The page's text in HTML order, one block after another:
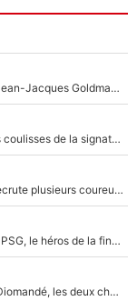
Un documentaire avec Zinedine Zidane : Comme Jean-Jacques Goldman et Mylène Farmer, le nouveau sélectionneur de l'équipe de France a recalé une journaliste très connue
Le PSG comme seule option après Barcelone ? Les coulisses de la signature historique de Lionel Messi sont révélées au grand jour !
«Le budget a augmenté» : Decathlon-CMA CGM recrute plusieurs coureurs pour offrir à Paul Seixas une équipe pour gagner le Tour de France 2027
«Le suicide de Ferran Torres» : En partance pour le PSG, le héros de la finale de la Coupe du monde s'attire les foudres de la presse espagnole !
Antoine Griezmann et N'Golo Kanté : Comme Yan Diomandé, les deux champions du monde ont refusé de signer au PSG !